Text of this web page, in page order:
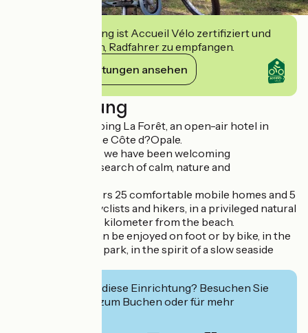
Diese Einrichtung ist Accueil Vélo zertifiziert und
verpflichtet sich, Radfahrer zu empfangen.
Ihre Verpflichtungen ansehen
Beschreibung
Welcome to Camping La Forêt, an open-air hotel in
Stella-Plage, on the Côte d?Opale.
For over 20 years, we have been welcoming
holidaymakers in search of calm, nature and
The campsite offers 25 comfortable mobile homes and 5
Cabanétaps for cyclists and hikers, in a privileged natural
setting less than a kilometer from the beach.
Here, vacations can be enjoyed on foot or by bike, in the
heart of a wooded park, in the spirit of a slow seaside
Interessiert Sie diese Einrichtung? Besuchen Sie
deren Website zum Buchen oder für mehr